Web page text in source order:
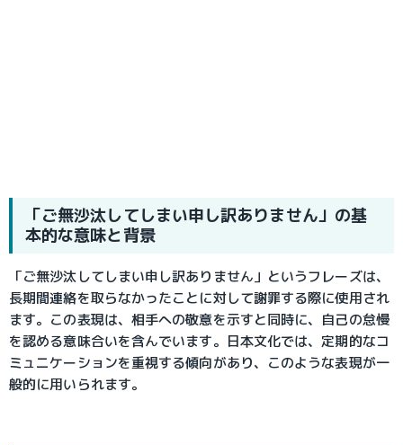
「ご無沙汰してしまい申し訳ありません」の基
本的な意味と背景
「ご無沙汰してしまい申し訳ありません」というフレーズは、
長期間連絡を取らなかったことに対して謝罪する際に使用され
ます。この表現は、相手への敬意を示すと同時に、自己の怠慢
を認める意味合いを含んでいます。日本文化では、定期的なコ
ミュニケーションを重視する傾向があり、このような表現が一
般的に用いられます。